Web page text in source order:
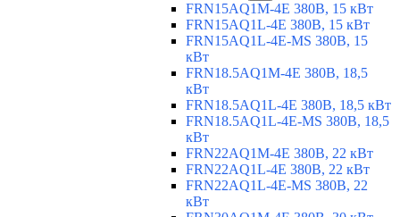
FRN15AQ1M-4E 380В, 15 кВт
FRN15AQ1L-4E 380В, 15 кВт
FRN15AQ1L-4E-MS 380В, 15
кВт
FRN18.5AQ1M-4E 380В, 18,5
кВт
FRN18.5AQ1L-4E 380В, 18,5 кВт
FRN18.5AQ1L-4E-MS 380В, 18,5
кВт
FRN22AQ1M-4E 380В, 22 кВт
FRN22AQ1L-4E 380В, 22 кВт
FRN22AQ1L-4E-MS 380В, 22
кВт